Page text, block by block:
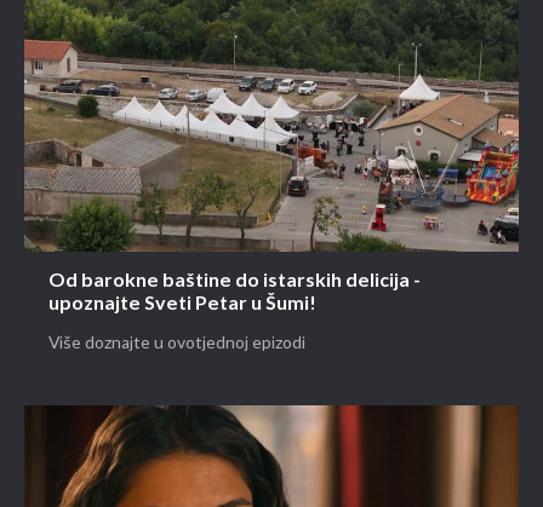
Od barokne baštine do istarskih delicija -
upoznajte Sveti Petar u Šumi!
Više doznajte u ovotjednoj epizodi